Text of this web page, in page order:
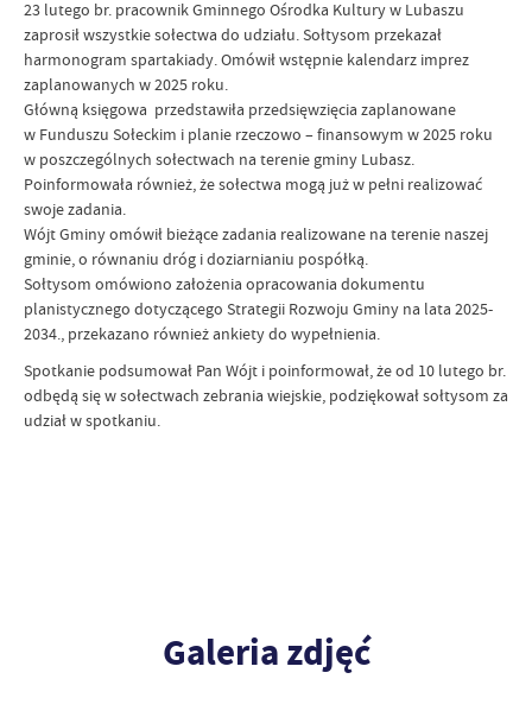
23 lutego br. pracownik Gminnego Ośrodka Kultury w Lubaszu
zaprosił wszystkie sołectwa do udziału. Sołtysom przekazał
harmonogram spartakiady. Omówił wstępnie kalendarz imprez
zaplanowanych w 2025 roku.
Główną księgowa przedstawiła przedsięwzięcia zaplanowane
w Funduszu Sołeckim i planie rzeczowo – finansowym w 2025 roku
w poszczególnych sołectwach na terenie gminy Lubasz.
Poinformowała również, że sołectwa mogą już w pełni realizować
swoje zadania.
Wójt Gminy omówił bieżące zadania realizowane na terenie naszej
gminie, o równaniu dróg i doziarnianiu pospółką.
Sołtysom omówiono założenia opracowania dokumentu
planistycznego dotyczącego Strategii Rozwoju Gminy na lata 2025-
2034., przekazano również ankiety do wypełnienia.
Spotkanie podsumował Pan Wójt i poinformował, że od 10 lutego br.
odbędą się w sołectwach zebrania wiejskie, podziękował sołtysom za
udział w spotkaniu.
Galeria zdjęć